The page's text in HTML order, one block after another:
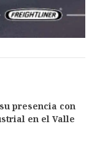
presencia con
en el Valle